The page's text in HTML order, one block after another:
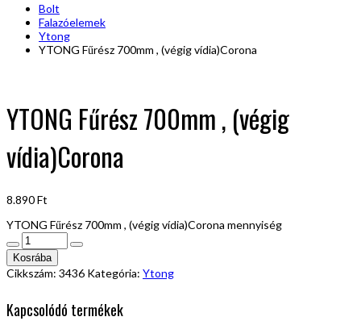
Bolt
Falazóelemek
Ytong
YTONG Fűrész 700mm , (végig vídia)Corona
YTONG Fűrész 700mm , (végig
vídia)Corona
8.890Ft
YTONG Fűrész 700mm , (végig vídia)Corona mennyiség
Kosrába
Cikkszám: 3436 Kategória: Ytong
Kapcsolódó termékek